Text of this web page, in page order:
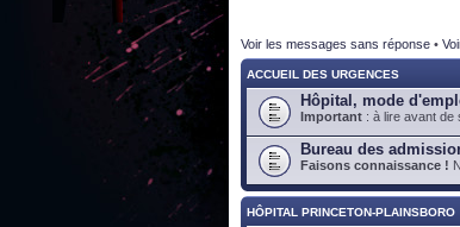
Voir les messages sans réponse •
ACCUEIL DES URGENCES
Hôpital, mode
Important : à lire avant de
Bureau des
Faisons connaissance !
HÔPITAL PRINCETON-PLAINSBORO